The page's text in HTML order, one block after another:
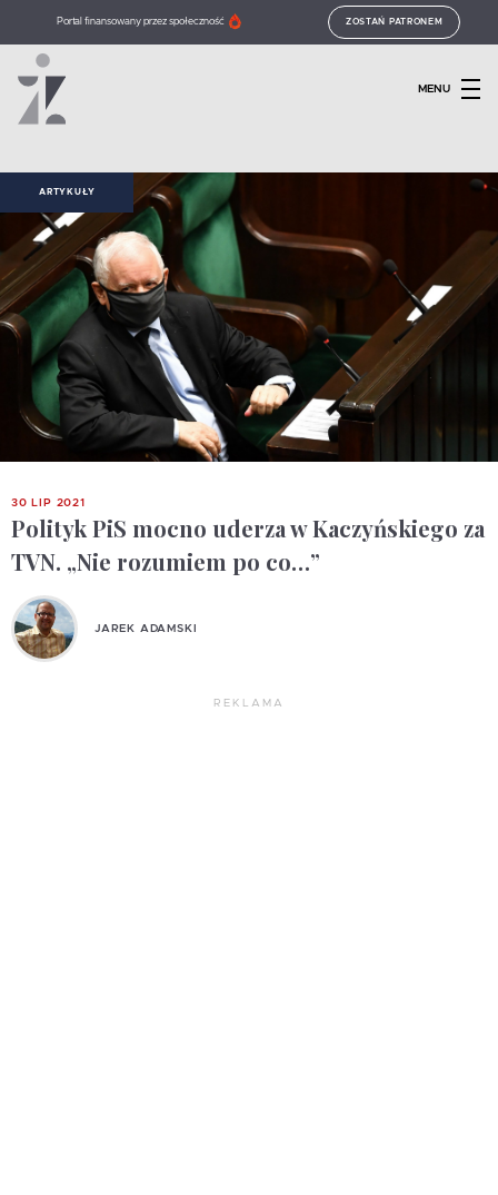
Portal finansowany przez społeczność ZOSTAŃ PATRONEM
MENU
ARTYKUŁY
30 LIP 2021
Polityk PiS mocno uderza w Kaczyńskiego za
TVN. „Nie rozumiem po co…”
JAREK ADAMSKI
REKLAMA